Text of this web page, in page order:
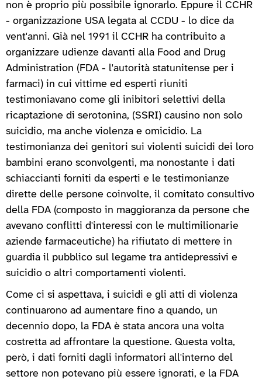
non è proprio più possibile ignorarlo. Eppure il CCHR
- organizzazione USA legata al CCDU - lo dice da
vent'anni. Già nel 1991 il CCHR ha contribuito a
organizzare udienze davanti alla Food and Drug
Administration (FDA - l'autorità statunitense per i
farmaci) in cui vittime ed esperti riuniti
testimoniavano come gli inibitori selettivi della
ricaptazione di serotonina, (SSRI) causino non solo
suicidio, ma anche violenza e omicidio. La
testimonianza dei genitori sui violenti suicidi dei loro
bambini erano sconvolgenti, ma nonostante i dati
schiaccianti forniti da esperti e le testimonianze
dirette delle persone coinvolte, il comitato consultivo
della FDA (composto in maggioranza da persone che
avevano conflitti d'interessi con le multimilionarie
aziende farmaceutiche) ha rifiutato di mettere in
guardia il pubblico sul legame tra antidepressivi e
suicidio o altri comportamenti violenti.
Come ci si aspettava, i suicidi e gli atti di violenza
continuarono ad aumentare fino a quando, un
decennio dopo, la FDA è stata ancora una volta
costretta ad affrontare la questione. Questa volta,
però, i dati forniti dagli informatori all'interno del
settore non potevano più essere ignorati, e la FDA